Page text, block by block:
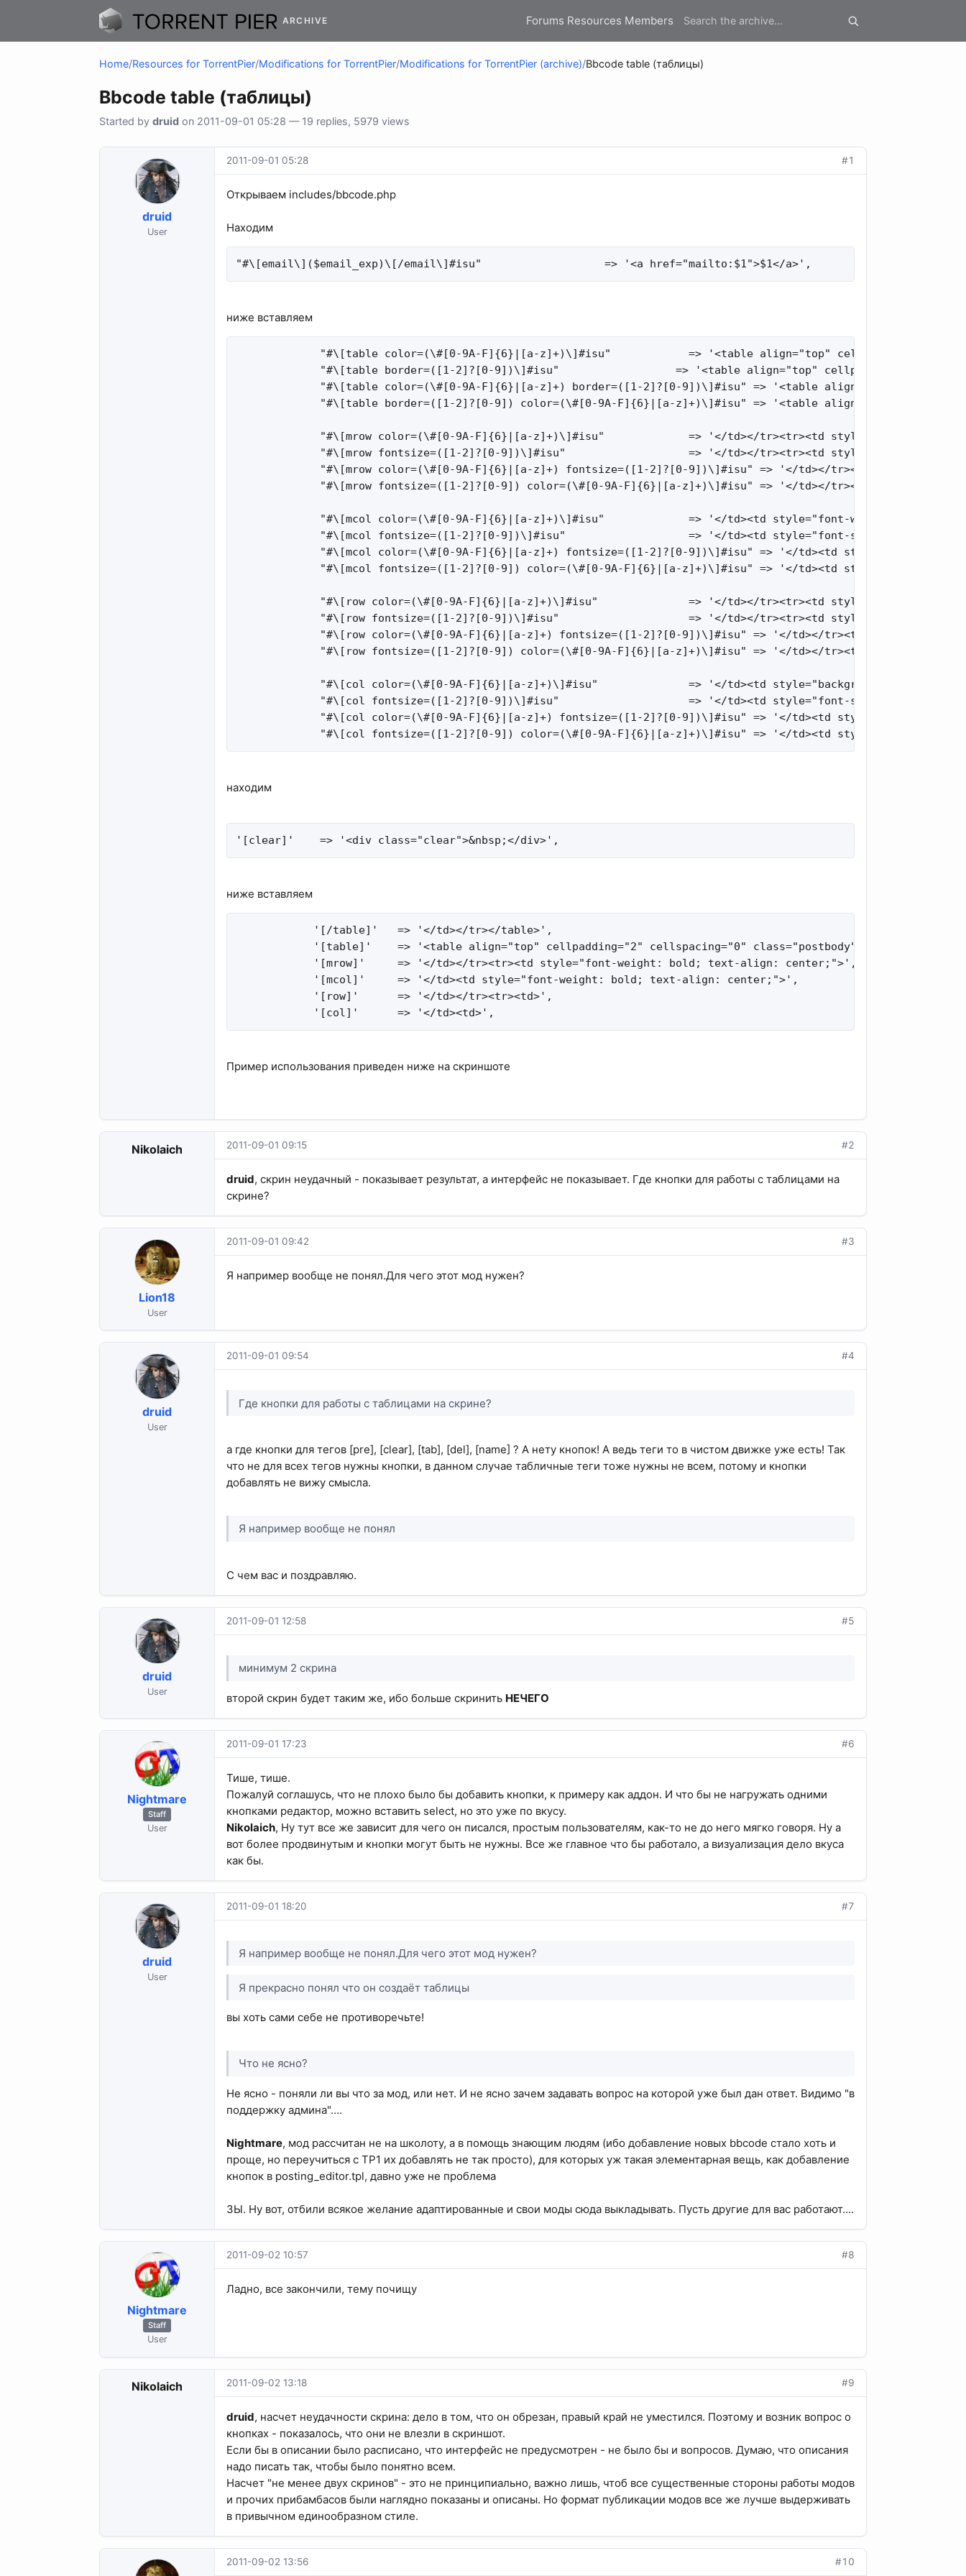
ARCHIVE Forums Resources Members
Home/Resources for TorrentPier/Modifications for TorrentPier/Modifications for TorrentPier (archive)/Bbcode table (таблицы)
Bbcode table (таблицы)
Started by druid on 2011-09-01 05:28 — 19 replies, 5979 views
druid
User
2011-09-01 05:28 #1
Открываем includes/bbcode.php
Находим
"#\[email\]($email_exp)\[/email\]#isu"                   => '<a href="mailto:$1">$1</a>',
ниже вставляем
"#\[table color=(\#[0-9A-F]{6}|[a-z]+)\]#isu"            => '<table align="top" cellpadding="2"
"#\[table border=([1-2]?[0-9])\]#isu"                  => '<table align="top" cellpadding="2"
"#\[table color=(\#[0-9A-F]{6}|[a-z]+) border=([1-2]?[0-9])\]#isu" => '<table align="top"
"#\[table border=([1-2]?[0-9]) color=(\#[0-9A-F]{6}|[a-z]+)\]#isu" => '<table align="top"
"#\[mrow color=(\#[0-9A-F]{6}|[a-z]+)\]#isu"             => '</td></tr><tr><td style="font-weight:
"#\[mrow fontsize=([1-2]?[0-9])\]#isu"                   => '</td></tr><tr><td style="font-weight:
"#\[mrow color=(\#[0-9A-F]{6}|[a-z]+) fontsize=([1-2]?[0-9])\]#isu" => '</td></tr><tr><td
"#\[mrow fontsize=([1-2]?[0-9]) color=(\#[0-9A-F]{6}|[a-z]+)\]#isu" => '</td></tr><tr><td
"#\[mcol color=(\#[0-9A-F]{6}|[a-z]+)\]#isu"             => '</td><td style="font-weight: bold;
"#\[mcol fontsize=([1-2]?[0-9])\]#isu"                   => '</td><td style="font-size: $1px;
"#\[mcol color=(\#[0-9A-F]{6}|[a-z]+) fontsize=([1-2]?[0-9])\]#isu" => '</td><td style="font-
"#\[mcol fontsize=([1-2]?[0-9]) color=(\#[0-9A-F]{6}|[a-z]+)\]#isu" => '</td><td style="font-
"#\[row color=(\#[0-9A-F]{6}|[a-z]+)\]#isu"              => '</td></tr><tr><td style="background-
"#\[row fontsize=([1-2]?[0-9])\]#isu"                    => '</td></tr><tr><td style="font-size:
"#\[row color=(\#[0-9A-F]{6}|[a-z]+) fontsize=([1-2]?[0-9])\]#isu" => '</td></tr><tr><td
"#\[row fontsize=([1-2]?[0-9]) color=(\#[0-9A-F]{6}|[a-z]+)\]#isu" => '</td></tr><tr><td
"#\[col color=(\#[0-9A-F]{6}|[a-z]+)\]#isu"              => '</td><td style="background-
             "#\[col fontsize=([1-2]?[0-9])\]#isu"                    => '</td><td style="font-size: $1px">',
"#\[col color=(\#[0-9A-F]{6}|[a-z]+) fontsize=([1-2]?[0-9])\]#isu" => '</td><td style="font-size:
"#\[col fontsize=([1-2]?[0-9]) color=(\#[0-9A-F]{6}|[a-z]+)\]#isu" => '</td><td style="font-size:
находим
'[clear]'    => '<div class="clear">&nbsp;</div>',
ниже вставляем
            '[/table]'   => '</td></tr></table>',
'[table]'    => '<table align="top" cellpadding="2" cellspacing="0" class="postbody" border="1"
            '[mrow]'     => '</td></tr><tr><td style="font-weight: bold; text-align: center;">',
            '[mcol]'     => '</td><td style="font-weight: bold; text-align: center;">',
            '[row]'      => '</td></tr><tr><td>',
            '[col]'      => '</td><td>',
Пример использования приведен ниже на скриншоте
Nikolaich 2011-09-01 09:15 #2
druid, скрин неудачный - показывает результат, а интерфейс не показывает. Где кнопки для работы с таблицами на
скрине?
Lion18
User
2011-09-01 09:42 #3
Я например вообще не понял.Для чего этот мод нужен?
druid
User
2011-09-01 09:54 #4
Где кнопки для работы с таблицами на скрине?
а где кнопки для тегов [pre], [clear], [tab], [del], [name] ? А нету кнопок! А ведь теги то в чистом движке уже есть! Так
что не для всех тегов нужны кнопки, в данном случае табличные теги тоже нужны не всем, потому и кнопки
добавлять не вижу смысла.
Я например вообще не понял
С чем вас и поздравляю.
druid
User
2011-09-01 12:58 #5
минимум 2 скрина
второй скрин будет таким же, ибо больше скринить НЕЧЕГО
Nightmare
Staff
User
2011-09-01 17:23 #6
Тише, тише.
Пожалуй соглашусь, что не плохо было бы добавить кнопки, к примеру как аддон. И что бы не нагружать одними
кнопками редактор, можно вставить select, но это уже по вкусу.
Nikolaich, Ну тут все же зависит для чего он писался, простым пользователям, как-то не до него мягко говоря. Ну а
вот более продвинутым и кнопки могут быть не нужны. Все же главное что бы работало, а визуализация дело вкуса
как бы.
druid
User
2011-09-01 18:20 #7
Я например вообще не понял.Для чего этот мод нужен?
Я прекрасно понял что он создаёт таблицы
вы хоть сами себе не противоречьте!
Что не ясно?
Не ясно - поняли ли вы что за мод, или нет. И не ясно зачем задавать вопрос на которой уже был дан ответ. Видимо "в
поддержку админа"....
Nightmare, мод рассчитан не на школоту, а в помощь знающим людям (ибо добавление новых bbcode стало хоть и
проще, но переучиться с TP1 их добавлять не так просто), для которых уж такая элементарная вещь, как добавление
кнопок в posting_editor.tpl, давно уже не проблема
ЗЫ. Ну вот, отбили всякое желание адаптированные и свои моды сюда выкладывать. Пусть другие для вас работают....
Nightmare
Staff
User
2011-09-02 10:57 #8
Ладно, все закончили, тему почищу
Nikolaich 2011-09-02 13:18 #9
druid, насчет неудачности скрина: дело в том, что он обрезан, правый край не уместился. Поэтому и возник вопрос о
кнопках - показалось, что они не влезли в скриншот.
Если бы в описании было расписано, что интерфейс не предусмотрен - не было бы и вопросов. Думаю, что описания
надо писать так, чтобы было понятно всем.
Насчет "не менее двух скринов" - это не принципиально, важно лишь, чтоб все существенные стороны работы модов
и прочих прибамбасов были наглядно показаны и описаны. Но формат публикации модов все же лучше выдерживать
в привычном единообразном стиле.
2011-09-02 13:56 #10